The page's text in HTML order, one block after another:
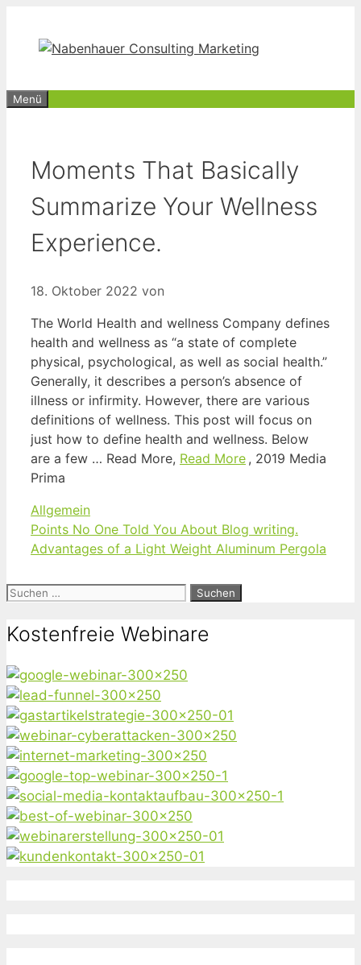
springen
Menü
Moments That Basically
Summarize Your Wellness
Experience.
18. Oktober 2022 von
The World Health and wellness Company defines
health and wellness as “a state of complete
physical, psychological, as well as social health.”
Generally, it describes a person’s absence of
illness or infirmity. However, there are various
definitions of wellness. This post will focus on
just how to define health and wellness. Below
are a few … Read More, Read More , 2019 Media
Prima
Kategorien
Allgemein
Points No One Told You About Blog writing.
Advantages of a Light Weight Aluminum Pergola
Suchen
Kostenfreie Webinare